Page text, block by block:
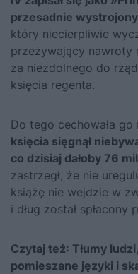
przesadnie
który niecierpliwie
przeżywający nawroty
za niezdolnego do
księcia regenta.
Do tego cechowała
księcia sięgnął
co dzisiaj dałoby 76
zastrzegł, że nie
książę nie wejdzie w
i dług został spłacony
Czytaj też: Tłumy
pomieszane języki i